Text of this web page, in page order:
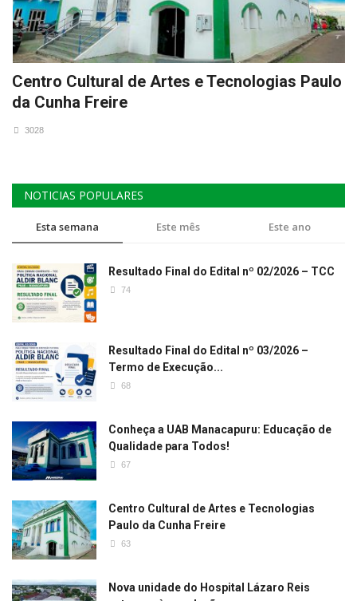
Centro Cultural de Artes e Tecnologias Paulo
da Cunha Freire
3028
NOTICIAS POPULARES
Esta semana Este mês Este ano
Resultado Final do Edital nº 02/2026 – TCC
74
Resultado Final do Edital nº 03/2026 –
Termo de Execução...
68
Conheça a UAB Manacapuru: Educação de
Qualidade para Todos!
67
Centro Cultural de Artes e Tecnologias
Paulo da Cunha Freire
63
Nova unidade do Hospital Lázaro Reis